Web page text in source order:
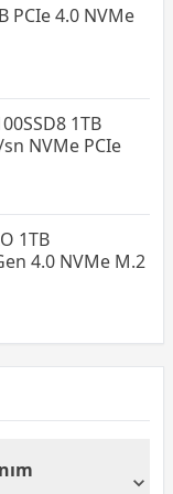
PCIe 4.0 NVMe
1TB
NVMe PCIe
1TB
4.0 NVMe M.2